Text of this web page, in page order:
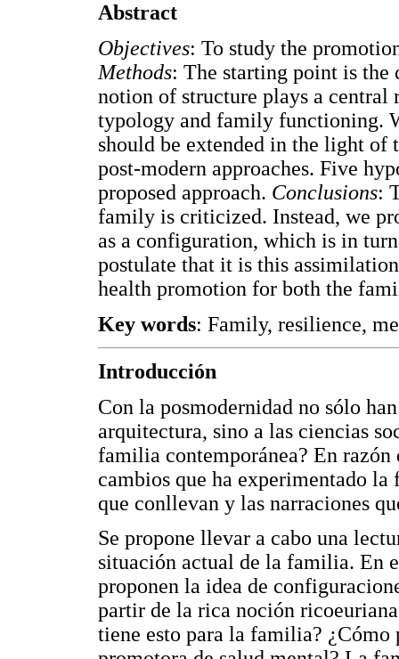
Abstract
Objectives: To study the
Methods: The starting point is
notion of structure plays a central
typology and family functioning.
should be extended in the light of
post-modern approaches. Five
proposed approach. Conclusions:
family is criticized. Instead, we
as a configuration, which is in
postulate that it is this
health promotion for both the
Key words: Family, resilience,
Introducción
Con la posmodernidad no sólo
arquitectura, sino a las ciencias
familia contemporánea? En
cambios que ha experimentado
que conllevan y las narraciones
Se propone llevar a cabo una
situación actual de la familia. En
proponen la idea de
partir de la rica noción
tiene esto para la familia?